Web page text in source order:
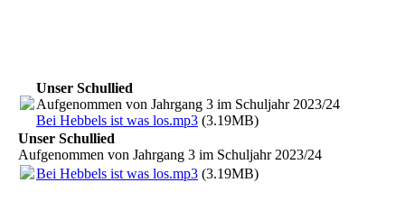
Unser Schullied
Aufgenommen von Jahrgang 3 im Schuljahr 2023/24
Bei Hebbels ist was los.mp3 (3.19MB)
Unser Schullied
Aufgenommen von Jahrgang 3 im Schuljahr 2023/24
Bei Hebbels ist was los.mp3 (3.19MB)